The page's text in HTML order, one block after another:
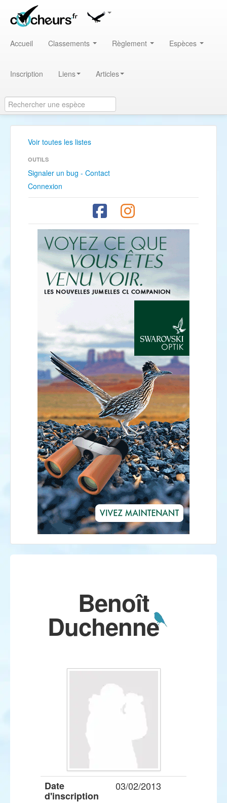
Accueil Classements Règlement Espèces
Inscription Liens Articles
Voir toutes les listes
OUTILS
Signaler un bug - Contact
Connexion
Benoît
Duchenne
Date
d'inscription
03/02/2013